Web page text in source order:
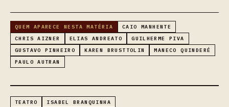
QUEM APARECE NESTA MATÉRIA
CAIO MANHENTE
CHRIS AIZNER
ELIAS ANDREATO
GUILHERME PIVA
GUSTAVO PINHEIRO
KAREN BRUSTTOLIN
MANECO QUINDERÉ
PAULO AUTRAN
TEATRO ISABEL BRANQUINHA